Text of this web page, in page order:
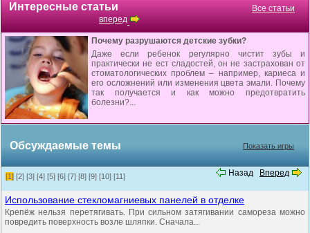
Интересные статьи
вперед
Все статьи
Почему разрушаются детские зубки?
Даже если ребенок регулярно чистит зубы и
практически не ест сладостей, он не застрахован от
стоматологических проблем – например, кариеса и
его осложнений или изменения цвета эмали. Почему
так получается и как можно предотвратить
болезни?...
Обсуждаемые темы Показать игры
Назад Вперед
[1] [2] [3] [4] [5] [6] [7] [8] [9] [10] [11]
Использование стекломагниевых панелей в отделке
Крепёж нельзя перетягивать. При сильном затягивании самореза можно
повредить поверхность возле шляпки. Сначала...